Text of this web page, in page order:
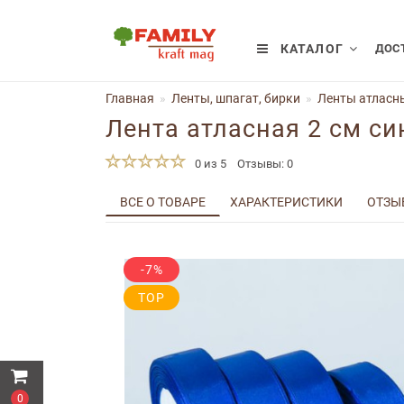
0
КАТАЛОГ
Главная Ленты, шпагат, бирки Ленты
Лента атласная 2 см
0 из 5 Отзывы: 0
ВСЕ О ТОВАРЕ ХАРАКТЕРИСТИКИ
-7%
TOP